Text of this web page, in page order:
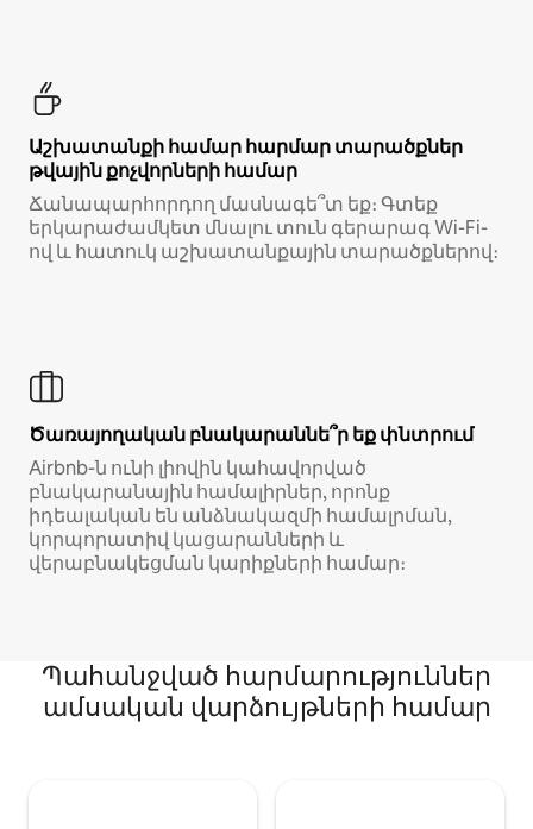
Աշխատանքի համար հարմար տարածքներ
թվային քոչվորների համար
Ճանապարհորդող մասնագե՞տ եք։ Գտեք
երկարաժամկետ մնալու տուն գերարագ Wi-Fi-
ով և հատուկ աշխատանքային տարածքներով։
Ծառայողական բնակարաննե՞ր եք փնտրում
Airbnb-ն ունի լիովին կահավորված
բնակարանային համալիրներ, որոնք
իդեալական են անձնակազմի համալրման,
կորպորատիվ կացարանների և
վերաբնակեցման կարիքների համար։
Պահանջված հարմարություններ
ամսական վարձույթների համար